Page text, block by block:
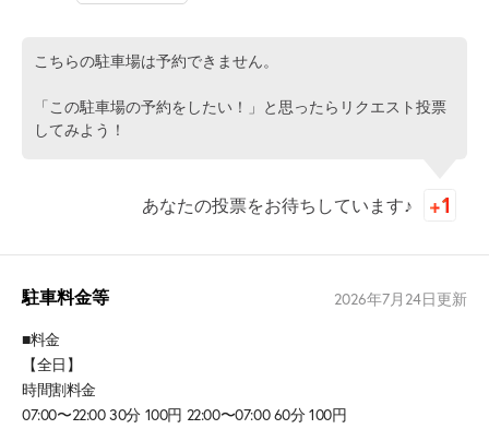
こちらの駐車場は予約できません。
「この駐車場の予約をしたい！」と思ったらリクエスト投票
してみよう！
あなたの投票をお待ちしています♪
駐車料金等 2026年7月24日更新
■料金
【全日】
時間割料金
07:00〜22:00 30分 100円 22:00〜07:00 60分 100円